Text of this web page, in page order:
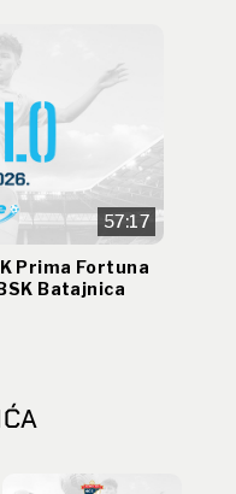
57:17
Prima Fortuna
Batajnica